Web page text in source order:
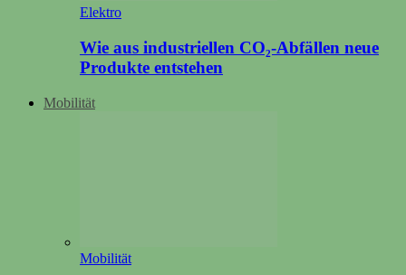
Elektro
Wie aus industriellen CO₂-Abfällen neue
Produkte entstehen
Mobilität
Mobilität